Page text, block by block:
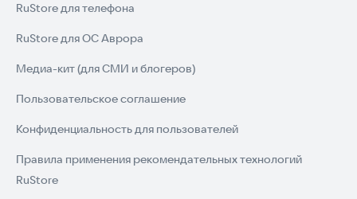
RuStore для телефона
RuStore для ОС Аврора
Медиа-кит (для СМИ и блогеров)
Пользовательское соглашение
Конфиденциальность для пользователей
Правила применения рекомендательных технологий
RuStore